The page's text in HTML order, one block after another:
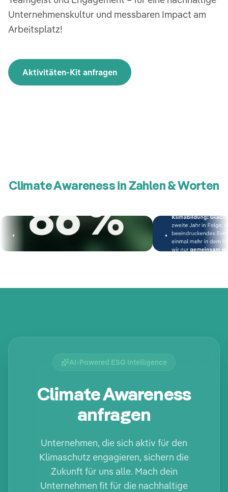
Unternehmenskultur und messbaren Impact am
Arbeitsplatz!
Aktivitäten-Kit anfragen
Climate Awareness in Zahlen & Worten
. .
AI-Powered ESG Intelligence
Climate Awareness
anfragen
Unternehmen, die sich aktiv für den
Klimaschutz engagieren, sichern die
Zukunft für uns alle. Mach dein
Unternehmen fit für die nachhaltige